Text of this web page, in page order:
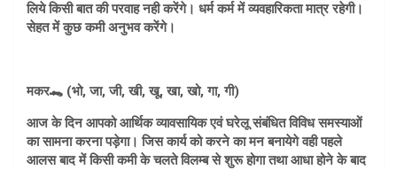
लिये किसी बात की परवाह नही करेंगे। धर्म कर्म में व्यवहारिकता मात्र रहेगी।
सेहत में कुछ कमी अनुभव करेंगे।
मकर🐊 (भो, जा, जी, खी, खू, खा, खो, गा, गी)
आज के दिन आपको आर्थिक व्यावसायिक एवं घरेलू संबंधित विविध समस्याओं
का सामना करना पड़ेगा। जिस कार्य को करने का मन बनायेगे वही पहले
आलस बाद में किसी कमी के चलते विलम्ब से शुरू होगा तथा आधा होने के बाद